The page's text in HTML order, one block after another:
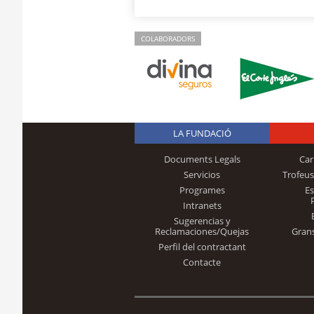
COLABORADORS
LA FUNDACIÓ
Documents Legals
Servicios
Programes
Intranets
Sugerencias y
Reclamaciones/Quejas
Perfil del contractant
Contacte